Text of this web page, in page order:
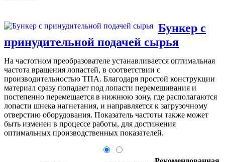
Бункер с
принудительной подачей сырья
На частотном преобразователе устанавливается оптимальная
частота вращения лопастей, в соответствии с
производительностью ТПА. Благодаря простой конструкции
материал сразу попадает под лопасти перемешивания и
постепенно перемещается в нижнюю зону, где располагаются
лопасти шнека нагнетания, и направляется к загрузочному
отверстию оборудования. Показатель частоты также может
быть изменен в процессе работы, для достижения
оптимальных производственных показателей.